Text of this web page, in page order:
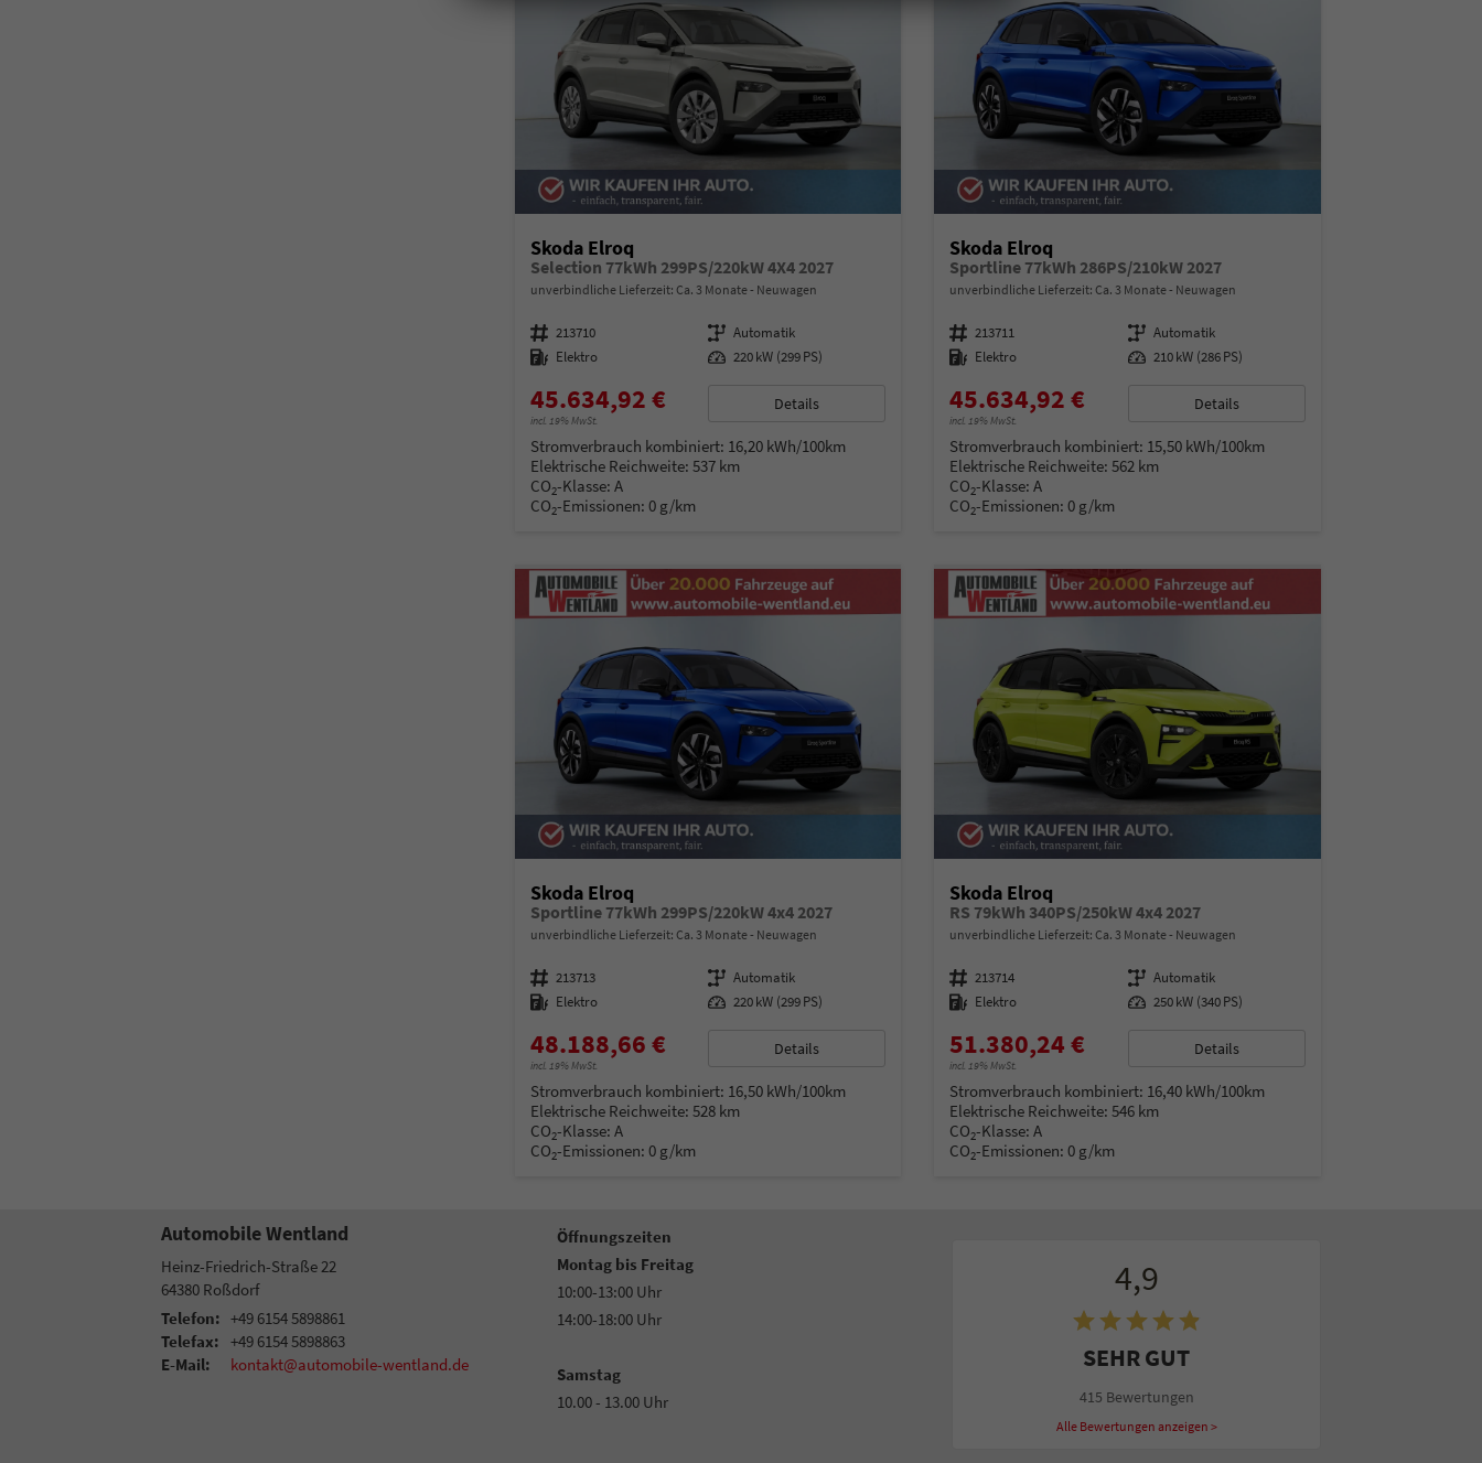
Skoda Elroq
Selection 77kWh 299PS/220kW 4X4 2027
unverbindliche Lieferzeit: Ca. 3 Monate Neuwagen
Fahrzeugnummer 213710 Getriebe Automatik
Kraftstoff Elektro Leistung 220 kW (299 PS)
45.634,92 €
incl. 19% MwSt.
Details
Stromverbrauch kombiniert: 16,20 kWh/100km
Elektrische Reichweite: 537 km
CO2-Klasse: A
CO2-Emissionen: 0 g/km
Skoda Elroq
Sportline 77kWh 286PS/210kW 2027
unverbindliche Lieferzeit: Ca. 3 Monate Neuwagen
Fahrzeugnummer 213711 Getriebe Automatik
Kraftstoff Elektro Leistung 210 kW (286 PS)
45.634,92 €
incl. 19% MwSt.
Details
Stromverbrauch kombiniert: 15,50 kWh/100km
Elektrische Reichweite: 562 km
CO2-Klasse: A
CO2-Emissionen:0 g/km
Skoda Elroq
Sportline 77kWh 299PS/220kW 4x4 2027
unverbindliche Lieferzeit: Ca. 3 Monate Neuwagen
Fahrzeugnummer 213713 Getriebe Automatik
Kraftstoff Elektro Leistung 220 kW (299 PS)
48.188,66 €
incl. 19% MwSt.
Details
Stromverbrauch kombiniert: 16,50 kWh/100km
Elektrische Reichweite: 528 km
CO2-Klasse: A
CO2-Emissionen: 0 g/km
Skoda Elroq
RS 79kWh 340PS/250kW 4x4 2027
unverbindliche Lieferzeit: Ca. 3 Monate Neuwagen
Fahrzeugnummer 213714 Getriebe Automatik
Kraftstoff Elektro Leistung 250 kW (340 PS)
51.380,24 €
incl. 19% MwSt.
Details
Stromverbrauch kombiniert: 16,40 kWh/100km
Elektrische Reichweite: 546 km
CO2-Klasse: A
CO2-Emissionen:0 g/km
Automobile Wentland
Heinz-Friedrich-Straße 22
64380 Roßdorf
Telefon: +49 6154 5898861
Telefax: +49 6154 5898863
E-Mail:
kontakt@automobile-wentland.de
Öffnungszeiten
Montag bis Freitag
10:00-13:00 Uhr
14:00-18:00 Uhr
Samstag
10.00 - 13.00 Uhr
4,9
SEHR GUT
415 Bewertungen
Alle Bewertungen anzeigen >